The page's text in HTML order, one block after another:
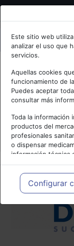
Bienvenid@
Escribe tu Email
Accede o
Este sitio web
analizar el uso que
servicios.
Aquellas cookies
funcionamiento de
Puedes aceptar
consultar más
Toda la información
productos del
profesionales
o dispensar
información técnica
meramente
profesionales
cada caso
necesidades del
Configurar